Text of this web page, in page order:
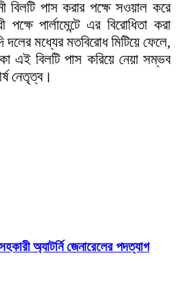
বিলটি পাস করার পক্ষে সওয়াল করে
পার্লামেন্টে এর বিরোধিতা করা
মধ্যের মতবিরোধ মিটিয়ে ফেলে,
এই বিলটি পাস করিয়ে নেয়া সম্ভব
নেতৃত্ব।
অ্যাটর্নি জেনারেলের পদত্যাগ